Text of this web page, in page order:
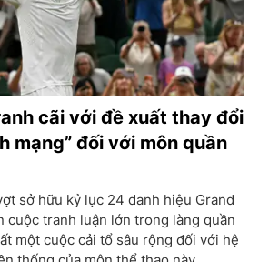
cãi với đề xuất thay đổi
mạng” đối với môn quần
sở hữu kỷ lục 24 danh hiệu Grand
cuộc tranh luận lớn trong làng quần
một cuộc cải tổ sâu rộng đối với hệ